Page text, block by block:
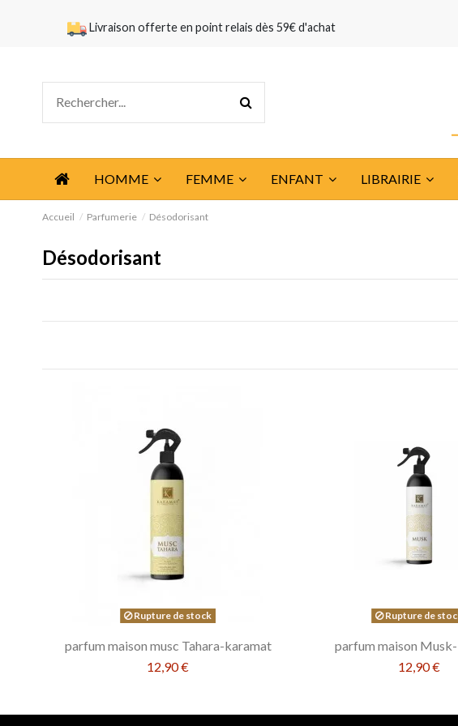
Livraison offerte en point relais dès 59€ d'achat
HOMME FEMME ENFANT LIBRAIRIE
Accueil Parfumerie Désodorisant
Désodorisant
Rupture de stock
parfum maison musc Tahara-karamat
12,90 €
Rupture de
parfum maison
12,90 €